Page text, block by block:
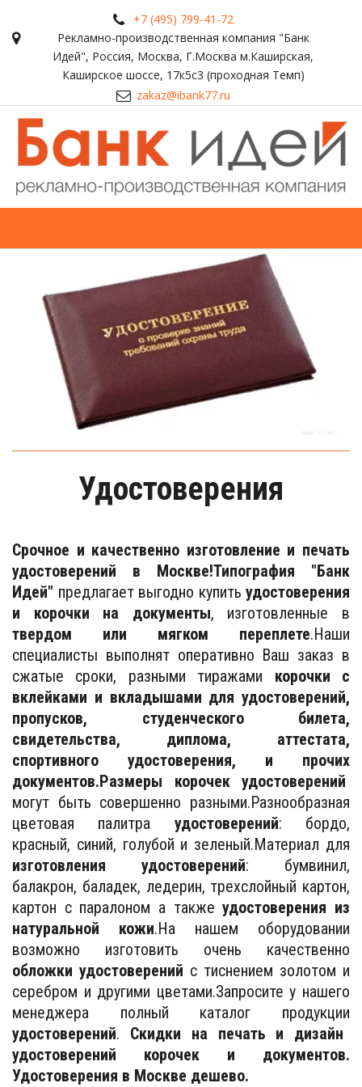
+7 (495) 799-41-72
Рекламно-производственная компания "Банк
Идей", Россия, Москва, Г.Москва м.Каширская,
Каширское шоссе, 17к5с3 (проходная Темп)
zakaz@ibank77.ru
Удостоверения
Cрочное и качественно изготовление и печать
удостоверений в Москве!Типография "Банк
Идей" предлагает выгодно купить удостоверения
и корочки на документы, изготовленные в
твердом или мягком переплете.Наши
специалисты выполнят оперативно Ваш заказ в
сжатые сроки, разными тиражами корочки с
вклейками и вкладышами для удостоверений,
пропусков, студенческого билета,
свидетельства, диплома, аттестата,
спортивного удостоверения, и прочих
документов.Размеры корочек
удостоверений
могут быть совершенно разными.Разнообразная
цветовая палитра удостоверений: бордо,
красный, синий, голубой и зеленый.Материал для
изготовления удостоверений: бумвинил,
балакрон, баладек, ледерин, трехслойный картон,
картон с паралоном а такжеудостоверения из
натуральной кожи.На нашем оборудовании
возможно изготовить очень качественно
обложки удостоверений с тиснением золотом и
серебром и другими цветами.Запросите у нашего
менеджера полный каталог продукции
удостоверений. Скидки на печать и дизайн
удостоверений корочек и документов.
Удостоверения в Москве дешево.